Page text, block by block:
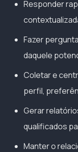
Responder
Fazer
daquele
Coletar e
perfil,
Gerar
qualificados
Manter o